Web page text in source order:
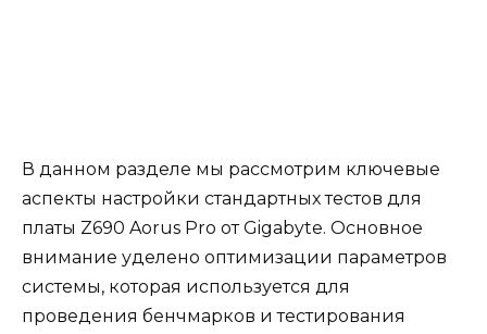
В данном разделе мы рассмотрим ключевые
аспекты настройки стандартных тестов для
платы Z690 Aorus Pro от Gigabyte. Основное
внимание уделено оптимизации параметров
системы, которая используется для
проведения бенчмарков и тестирования